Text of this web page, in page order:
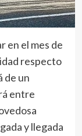
en el mes de
respecto
de un
entre
y llegada